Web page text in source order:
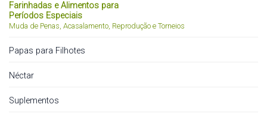
Farinhadas e Alimentos para
Períodos Especiais
Muda de Penas, Acasalamento, Reprodução e Torneios
Papas para Filhotes
Néctar
Suplementos